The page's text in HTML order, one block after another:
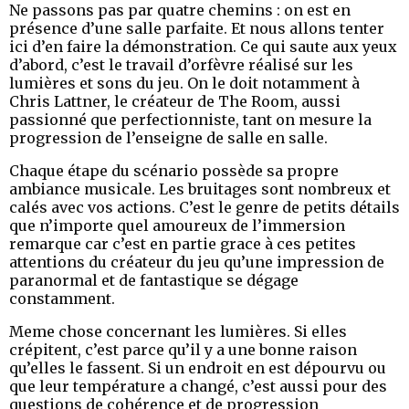
Ne passons pas par quatre chemins : on est en
présence d’une salle parfaite. Et nous allons tenter
ici d’en faire la démonstration. Ce qui saute aux yeux
d’abord, c’est le travail d’orfèvre réalisé sur les
lumières et sons du jeu. On le doit notamment à
Chris Lattner, le créateur de The Room, aussi
passionné que perfectionniste, tant on mesure la
progression de l’enseigne de salle en salle.
Chaque étape du scénario possède sa propre
ambiance musicale. Les bruitages sont nombreux et
calés avec vos actions. C’est le genre de petits détails
que n’importe quel amoureux de l’immersion
remarque car c’est en partie grace à ces petites
attentions du créateur du jeu qu’une impression de
paranormal et de fantastique se dégage
constamment.
Meme chose concernant les lumières. Si elles
crépitent, c’est parce qu’il y a une bonne raison
qu’elles le fassent. Si un endroit en est dépourvu ou
que leur température a changé, c’est aussi pour des
questions de cohérence et de progression